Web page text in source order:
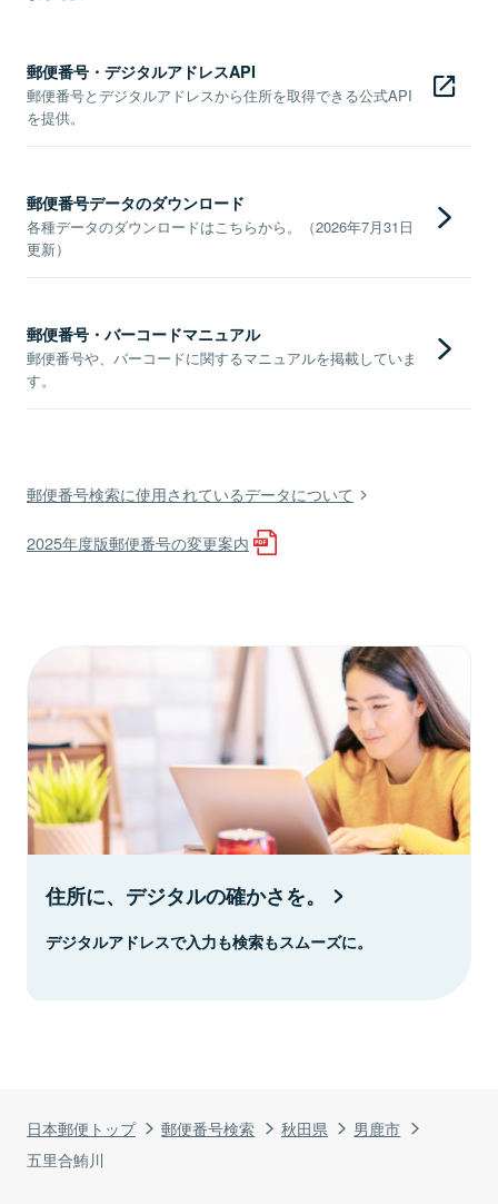
日本郵便トップ 郵便番号検索 秋田県
男鹿市
五里合鮪川
郵便番号・デジタルアドレスAPI
郵便番号とデジタルアドレスから住所を取得できる公式API
を提供。
郵便番号データのダウンロード
各種データのダウンロードはこちらから。（2026年7月31日
更新）
郵便番号・バーコードマニュアル
郵便番号や、バーコードに関するマニュアルを掲載していま
す。
郵便番号検索に使用されているデータについて
2025年度版郵便番号の変更案内
住所に、デジタルの確かさを。
デジタルアドレスで入力も検索もスムーズに。